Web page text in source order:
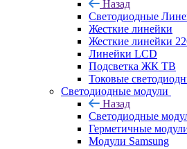
Назад
Светодиодные
Жесткие линейки
Жесткие линейки
Линейки LCD
Подсветка ЖК ТВ
Токовые
Светодиодные модули
Назад
Светодиодные
Герметичные
Модули Samsung